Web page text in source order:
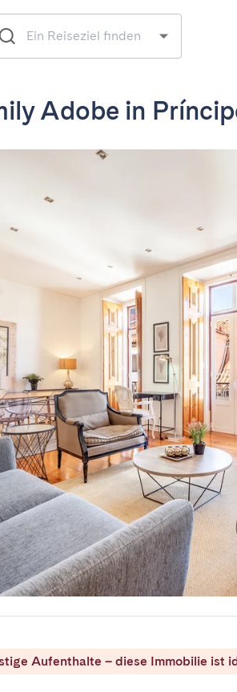
Adobe in
Aufenthalte – diese Immobilie ist